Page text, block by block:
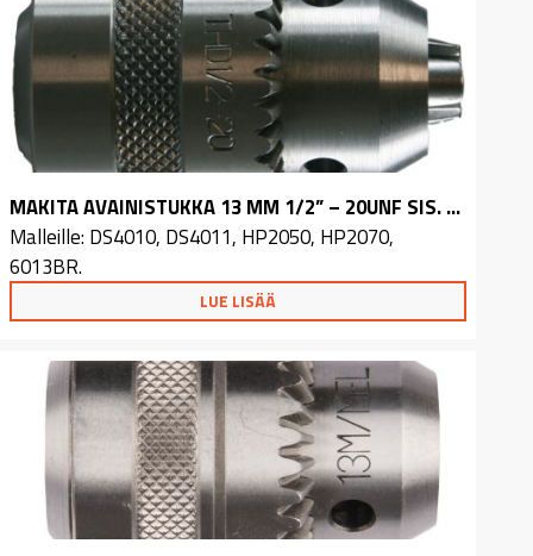
MAKITA AVAINISTUKKA 13 MM 1/2” – 20UNF SIS. AVAIN
Malleille: DS4010, DS4011, HP2050, HP2070,
6013BR.
LUE LISÄÄ